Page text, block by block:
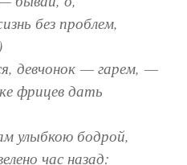
без проблем,
девчонок — гарем, —
фрицев дать
улыбкою бодрой,
час назад: